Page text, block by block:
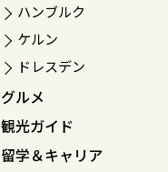
ハンブルク
ケルン
ドレスデン
グルメ
観光ガイド
留学＆キャリア